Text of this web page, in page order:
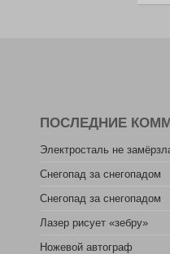
ПОСЛЕДНИЕ
Электросталь не
Снегопад за снегопадом
Снегопад за снегопадом
Лазер рисует «зебру»
Ножевой автограф